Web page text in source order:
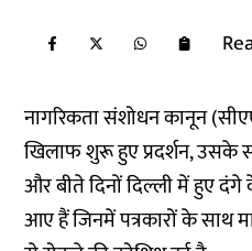
नागरिकता संशोधन कानून
खिलाफ शुरू हुए प्रदर्शन, उसके
और बीते दिनों दिल्ली में हुए
आए हैं जिनमें पत्रकारों के साथ